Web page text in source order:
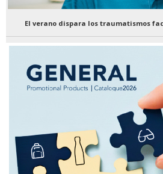
El verano dispara los traumatismos